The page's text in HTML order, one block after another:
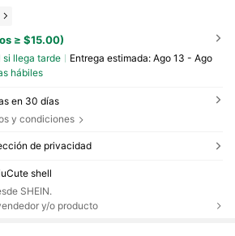
≥ $15.00)
si llega tarde Entrega estimada: Ago 13 - Ago
hábiles
en 30 días
y condiciones
de privacidad
shell
SHEIN.
y/o producto